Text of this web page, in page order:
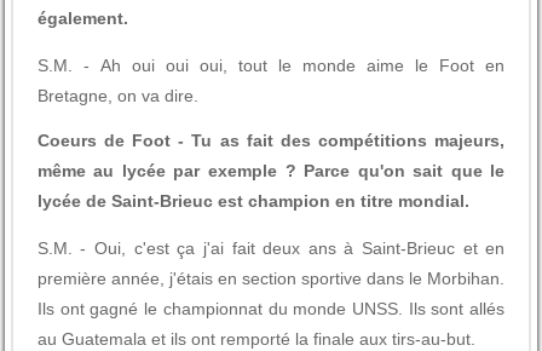
également.
S.M. - Ah oui oui oui, tout le monde aime le Foot en
Bretagne, on va dire.
Coeurs de Foot - Tu as fait des compétitions majeurs,
même au lycée par exemple ? Parce qu'on sait que le
lycée de Saint-Brieuc est champion en titre mondial.
S.M. - Oui, c'est ça j'ai fait deux ans à Saint-Brieuc et en
première année, j'étais en section sportive dans le Morbihan.
Ils ont gagné le championnat du monde UNSS. Ils sont allés
au Guatemala et ils ont remporté la finale aux tirs-au-but.